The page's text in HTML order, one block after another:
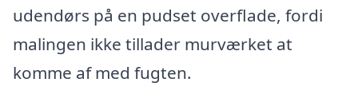
udendørs på en pudset overflade, fordi
malingen ikke tillader murværket at
komme af med fugten.